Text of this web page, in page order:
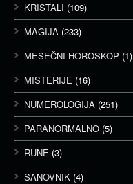
KRISTALI (109)
MAGIJA (233)
MESEČNI HOROSKOP (1)
MISTERIJE (16)
NUMEROLOGIJA (251)
PARANORMALNO (5)
RUNE (3)
SANOVNIK (4)